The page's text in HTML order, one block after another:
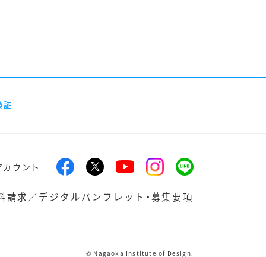
証
ウント
請求／デジタルパンフレット・募集要項
© Nagaoka Institute of Design.